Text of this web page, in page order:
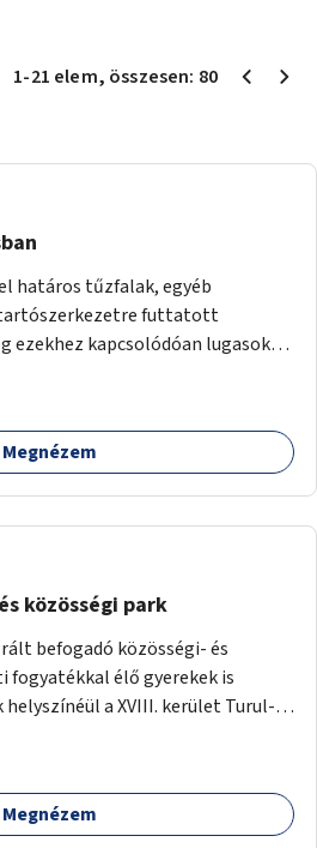
1-21 elem, összesen: 80
határos tűzfalak, egyéb
futtatott
ezekhez kapcsolódóan lugasok
Megnézem
közösségi park
befogadó közösségi- és
élő gyerekek is
a XVIII. kerület Turul-
Megnézem